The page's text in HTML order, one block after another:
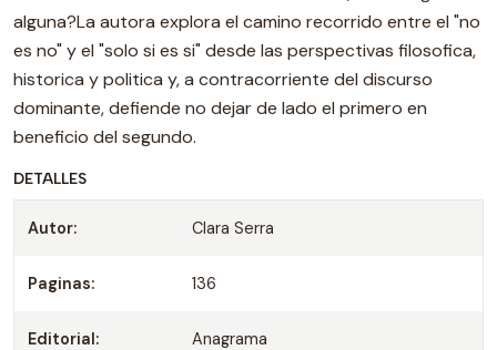
alguna?La autora explora el camino recorrido entre el "no
es no" y el "solo si es si" desde las perspectivas filosofica,
historica y politica y, a contracorriente del discurso
dominante, defiende no dejar de lado el primero en
beneficio del segundo.
DETALLES
Autor: Clara Serra
Paginas: 136
Editorial: Anagrama